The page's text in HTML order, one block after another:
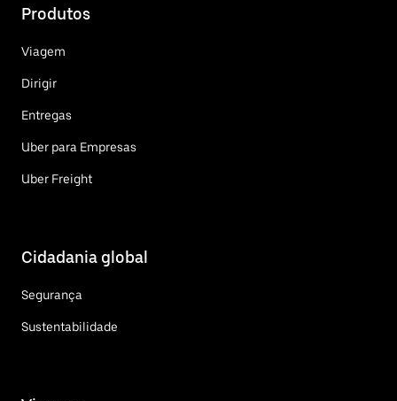
Produtos
Viagem
Dirigir
Entregas
Uber para Empresas
Uber Freight
Cidadania global
Segurança
Sustentabilidade